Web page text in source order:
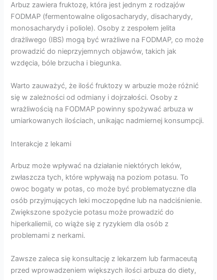
Arbuz zawiera fruktozę, która jest jednym z rodzajów
FODMAP (fermentowalne oligosacharydy, disacharydy,
monosacharydy i poliole). Osoby z zespołem jelita
drażliwego (IBS) mogą być wrażliwe na FODMAP, co może
prowadzić do nieprzyjemnych objawów, takich jak
wzdęcia, bóle brzucha i biegunka.
Warto zauważyć, że ilość fruktozy w arbuzie może różnić
się w zależności od odmiany i dojrzałości. Osoby z
wrażliwością na FODMAP powinny spożywać arbuza w
umiarkowanych ilościach, unikając nadmiernej konsumpcji.
Interakcje z lekami
Arbuz może wpływać na działanie niektórych leków,
zwłaszcza tych, które wpływają na poziom potasu. To
owoc bogaty w potas, co może być problematyczne dla
osób przyjmujących leki moczopędne lub na nadciśnienie.
Zwiększone spożycie potasu może prowadzić do
hiperkaliemii, co wiąże się z ryzykiem dla osób z
problemami z nerkami.
Zawsze zaleca się konsultację z lekarzem lub farmaceutą
przed wprowadzeniem większych ilości arbuza do diety,